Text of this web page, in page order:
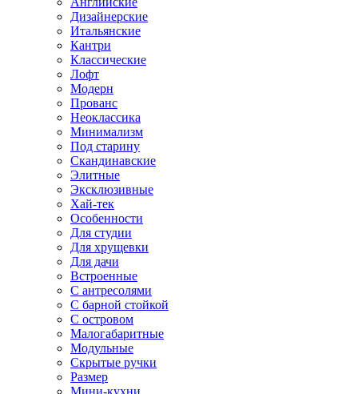
Дизайнерские
Итальянские
Кантри
Классические
Лофт
Модерн
Прованс
Неоклассика
Минимализм
Под старину
Скандинавские
Элитные
Эксклюзивные
Хай-тек
Особенности
Для студии
Для хрущевки
Для дачи
Встроенные
С антресолями
С барной стойкой
С островом
Малогабаритные
Модульные
Скрытые ручки
Размер
Мини-кухни